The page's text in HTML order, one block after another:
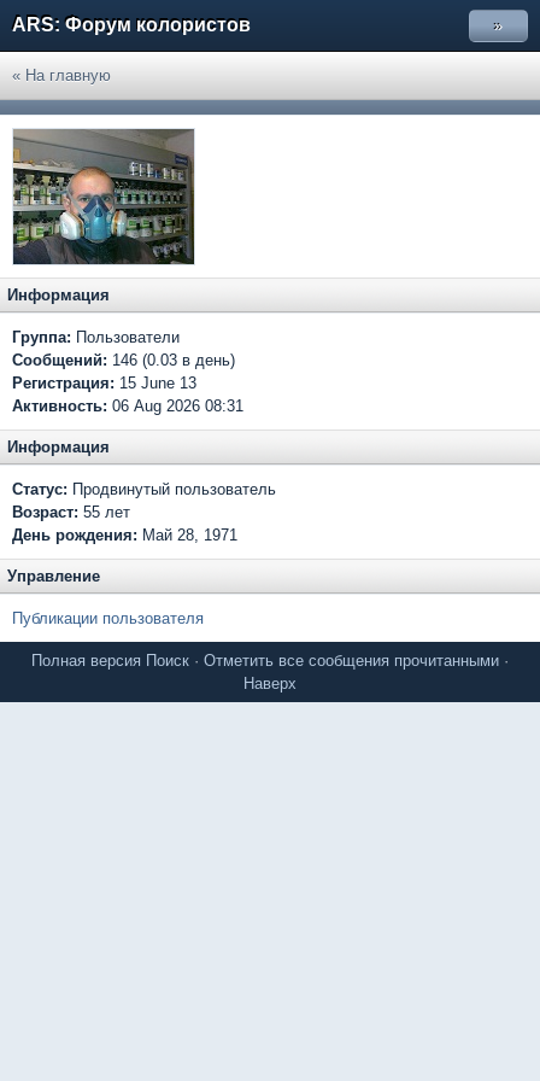
ARS: Форум колористов »
« На главную
Информация
Группа: Пользователи
Сообщений: 146 (0.03 в день)
Регистрация: 15 June 13
Активность: 06 Aug 2026 08:31
Информация
Статус: Продвинутый пользователь
Возраст: 55 лет
День рождения: Май 28, 1971
Управление
Публикации пользователя
Полная версия Поиск · Отметить все сообщения прочитанными ·
Наверх